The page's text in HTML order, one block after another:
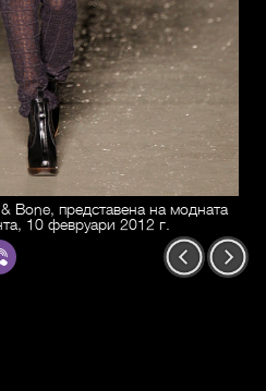
Bone, представена на модната
10 февруари 2012 г.